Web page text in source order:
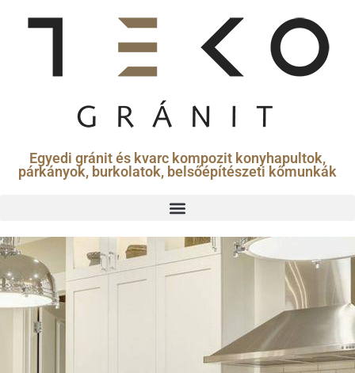
Egyedi gránit és kvarc kompozit konyhapultok,
párkányok, burkolatok, belsőépítészeti kőmunkák